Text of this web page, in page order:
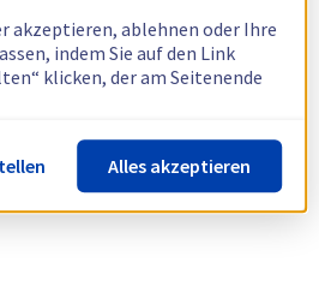
akzeptieren, ablehnen oder Ihre
indem Sie auf den Link
klicken, der am Seitenende
finden Sie in unsererRichtlinie
Alles akzeptieren